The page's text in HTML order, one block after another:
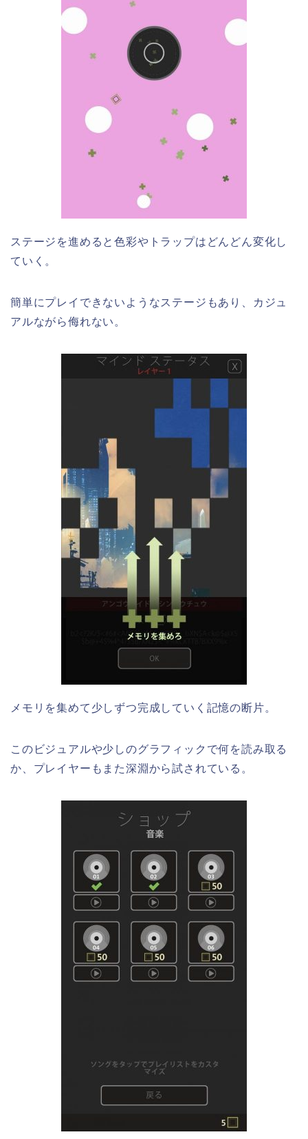
ステージを進めると色彩やトラップはどんどん変化し
ていく。
簡単にプレイできないようなステージもあり、カジュ
アルながら侮れない。
メモリを集めて少しずつ完成していく記憶の断片。
このビジュアルや少しのグラフィックで何を読み取る
か、プレイヤーもまた深淵から試されている。